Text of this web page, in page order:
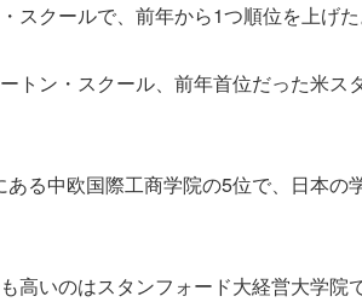
スクールで、前年から1つ順位を上げた
トン・スクール、前年首位だった米ス
る中欧国際工商学院の5位で、日本の
高いのはスタンフォード大経営大学院